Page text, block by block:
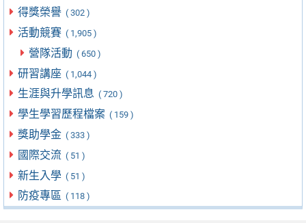
得獎榮譽 ( 302 )
活動競賽 ( 1,905 )
營隊活動 ( 650 )
研習講座 ( 1,044 )
生涯與升學訊息 ( 720 )
學生學習歷程檔案 ( 159 )
獎助學金 ( 333 )
國際交流 ( 51 )
新生入學 ( 51 )
防疫專區 ( 118 )